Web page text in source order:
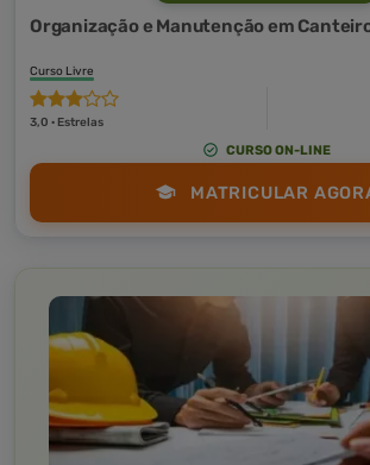
Organização e Manutenção em
Curso Livre
3,0 · Estrelas
CURSO ON-LINE
MATRICULAR